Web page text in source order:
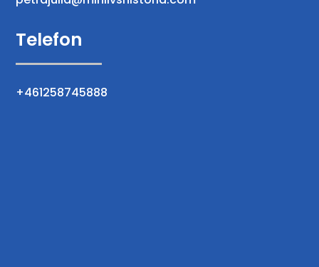
Telefon
+461258745888